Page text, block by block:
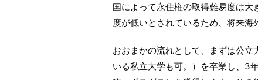
国によって永住権の取得難易度は
度が低いとされているため、将来海
おおまかの流れとして、まずは公
いる私立大学も可。）を卒業し、